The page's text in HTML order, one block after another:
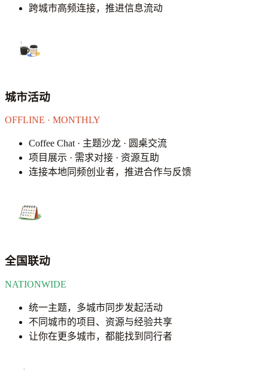
跨城市高频连接，推进信息流动
城市活动
OFFLINE · MONTHLY
Coffee Chat · 主题沙龙 · 圆桌交流
项目展示 · 需求对接 · 资源互助
连接本地同频创业者，推进合作与反馈
全国联动
NATIONWIDE
统一主题，多城市同步发起活动
不同城市的项目、资源与经验共享
让你在更多城市，都能找到同行者